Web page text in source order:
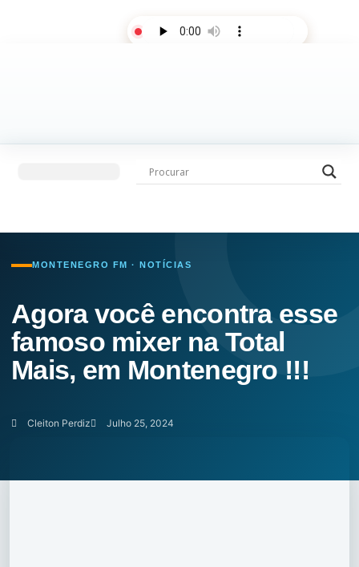
MONTENEGRO FM · NOTÍCIAS
Agora você encontra esse
famoso mixer na Total
Mais, em Montenegro !!!
Cleiton Perdiz Julho 25, 2024